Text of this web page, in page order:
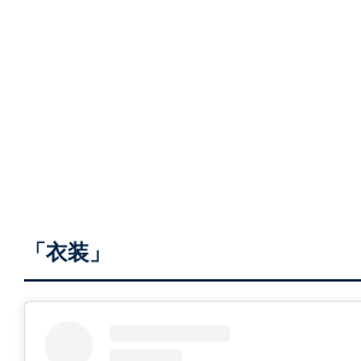
「衣装」